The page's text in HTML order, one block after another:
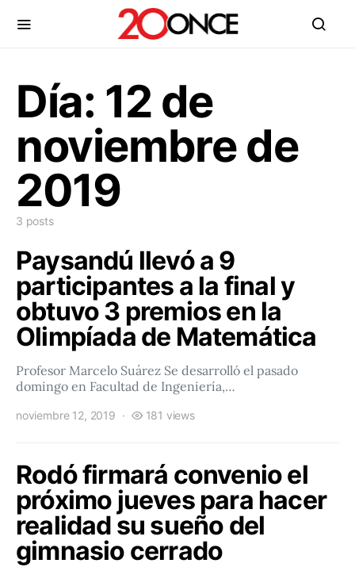
Día: 12 de
noviembre de
2019
3 posts
Paysandú llevó a 9
participantes a la final y
obtuvo 3 premios en la
Olimpíada de Matemática
Profesor Marcelo Suárez Se desarrolló el pasado
domingo en Facultad de Ingeniería,…
noviembre 12, 2019 181 views
Rodó firmará convenio el
próximo jueves para hacer
realidad su sueño del
gimnasio cerrado